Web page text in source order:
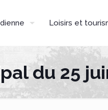
Loisirs et
du 25